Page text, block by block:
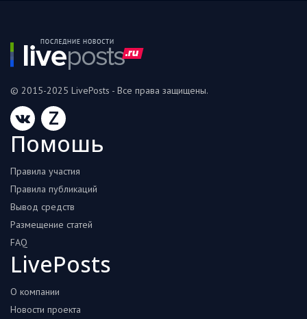
© 2015-2025 LivePosts - Все права защищены.
Z
Помошь
Правила участия
Правила публикаций
Вывод средств
Размещение статей
FAQ
LivePosts
О компании
Новости проекта